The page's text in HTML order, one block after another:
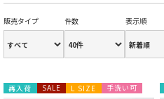
販売タイプ 件数 表示順
再入荷 SALE L SIZE 手洗い可